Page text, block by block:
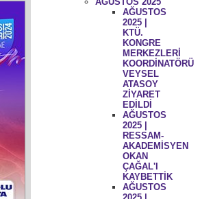
AĞUSTOS
2025 |
KTÜ.
KONGRE
MERKEZLERİ
KOORDİNATÖRÜ
VEYSEL
ATASOY
ZİYARET
EDİLDİ
AĞUSTOS
2025 |
RESSAM-
AKADEMİSYEN
OKAN
ÇAĞAL'I
KAYBETTİK
AĞUSTOS